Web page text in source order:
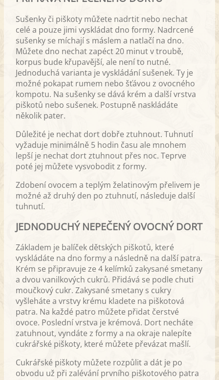
Sušenky či piškoty můžete nadrtit nebo nechat
celé a pouze jimi vyskládat dno formy. Nadrcené
sušenky se míchají s máslem a natlačí na dno.
Můžete dno nechat zapéct 20 minut v troubě,
korpus bude křupavější, ale není to nutné.
Jednoduchá varianta je vyskládání sušenek. Ty je
možné pokapat rumem nebo šťávou z ovocného
kompotu. Na sušenky se dává krém a další vrstva
piškotů nebo sušenek. Postupně naskládáte
několik pater.
Důležité je nechat dort dobře ztuhnout. Tuhnutí
vyžaduje minimálně 5 hodin času ale mnohem
lepší je nechat dort ztuhnout přes noc. Teprve
poté jej můžete vysvobodit z formy.
Zdobení ovocem a teplým želatinovým přelivem je
možné až druhý den po ztuhnutí, následuje další
tuhnutí.
JEDNODUCHÝ NEPEČENÝ OVOCNÝ DORT
Základem je balíček dětských piškotů, které
vyskládáte na dno formy a následně na další patra.
Krém se připravuje ze 4 kelímků zakysané smetany
a dvou vanilkových cukrů. Přidává se podle chuti
moučkový cukr. Zakysané smetany s cukry
vyšleháte a vrstvy krému kladete na piškotová
patra. Na každé patro můžete přidat čerstvé
ovoce. Poslední vrstva je krémová. Dort necháte
zatuhnout, vyndáte z formy a na okraje nalepíte
cukrářské piškoty, které můžete převázat mašlí.
Cukrářské piškoty můžete rozpůlit a dát je po
obvodu už při zalévání prvního piškotového patra